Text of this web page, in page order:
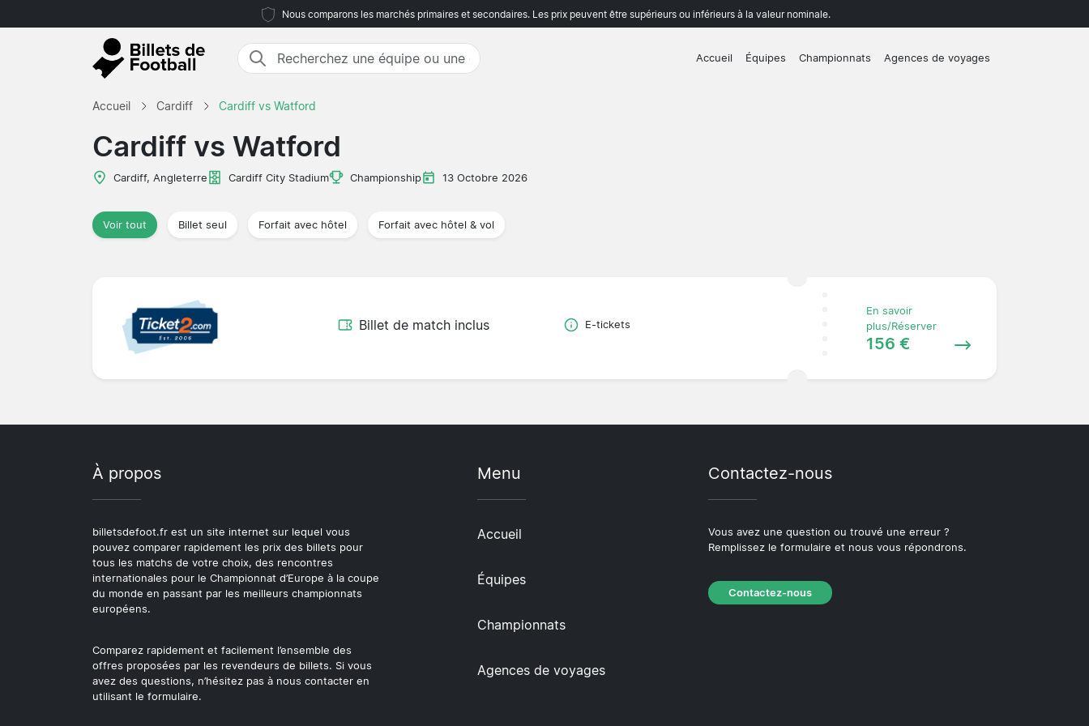
Nous comparons les marchés primaires et secondaires. Les prix peuvent être supérieurs ou inférieurs à la valeur nominale.
Accueil Équipes Championnats Agences de voyages
Accueil Cardiff Cardiff vs Watford
Cardiff vs Watford
Cardiff, Angleterre Cardiff City Stadium Championship 13 Octobre 2026
Voir tout Billet seul Forfait avec hôtel Forfait avec hôtel & vol
Billet de match inclus E-tickets
En savoir
plus/Réserver
156 €
À propos
billetsdefoot.fr est un site internet sur lequel vous
pouvez comparer rapidement les prix des billets pour
tous les matchs de votre choix, des rencontres
internationales pour le Championnat d’Europe à la coupe
du monde en passant par les meilleurs championnats
européens.
Comparez rapidement et facilement l’ensemble des
offres proposées par les revendeurs de billets. Si vous
avez des questions, n’hésitez pas à nous contacter en
utilisant le formulaire.
Menu
Accueil
Équipes
Championnats
Agences de voyages
Contactez-nous
Vous avez une question ou trouvé une erreur ?
Remplissez le formulaire et nous vous répondrons.
Contactez-nous